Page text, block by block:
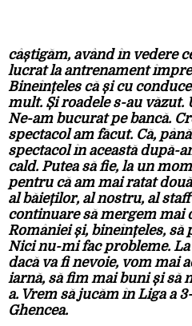
câștigăm, având în vedere
lucrat la antrenament
Bineînțeles că și cu
mult. Și roadele s-au
Ne-am bucurat pe bancă.
spectacol am făcut. Că,
spectacol în această după-
cald. Putea să fie, la un
pentru că am mai ratat
al băieților, al nostru, al
continuare să mergem mai
României și, bineînțeles, să
Nici nu-mi fac probleme. La
dacă va fi nevoie, vom mai
iarnă, să fim mai buni și să
a. Vrem să jucăm în Liga a
Ghencea.